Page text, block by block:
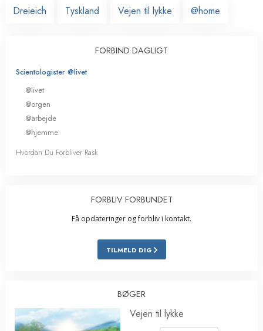
Dreieich
Tyskland Vejen til lykke @home
FORBIND DAGLIGT
Scientologister @livet
@livet
@orgen
@arbejde
@hjemme
Hvordan Du Forbliver Rask
FORBLIV FORBUNDET
Få opdateringer og forbliv i kontakt.
TILMELD DIG
BØGER
Vejen til lykke